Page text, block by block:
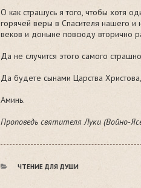
О как страшусь я того, чтобы хотя
горячей веры в Спасителя нашего
веков и доныне повсюду вторично
Да не случится этого самого
Да будете сынами Царства
Аминь.
Проповедь святителя Луки (Войно-
РУБРИКИ
ЧТЕНИЕ ДЛЯ ДУШИ